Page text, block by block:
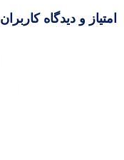
امتیاز و دیدگاه کاربران